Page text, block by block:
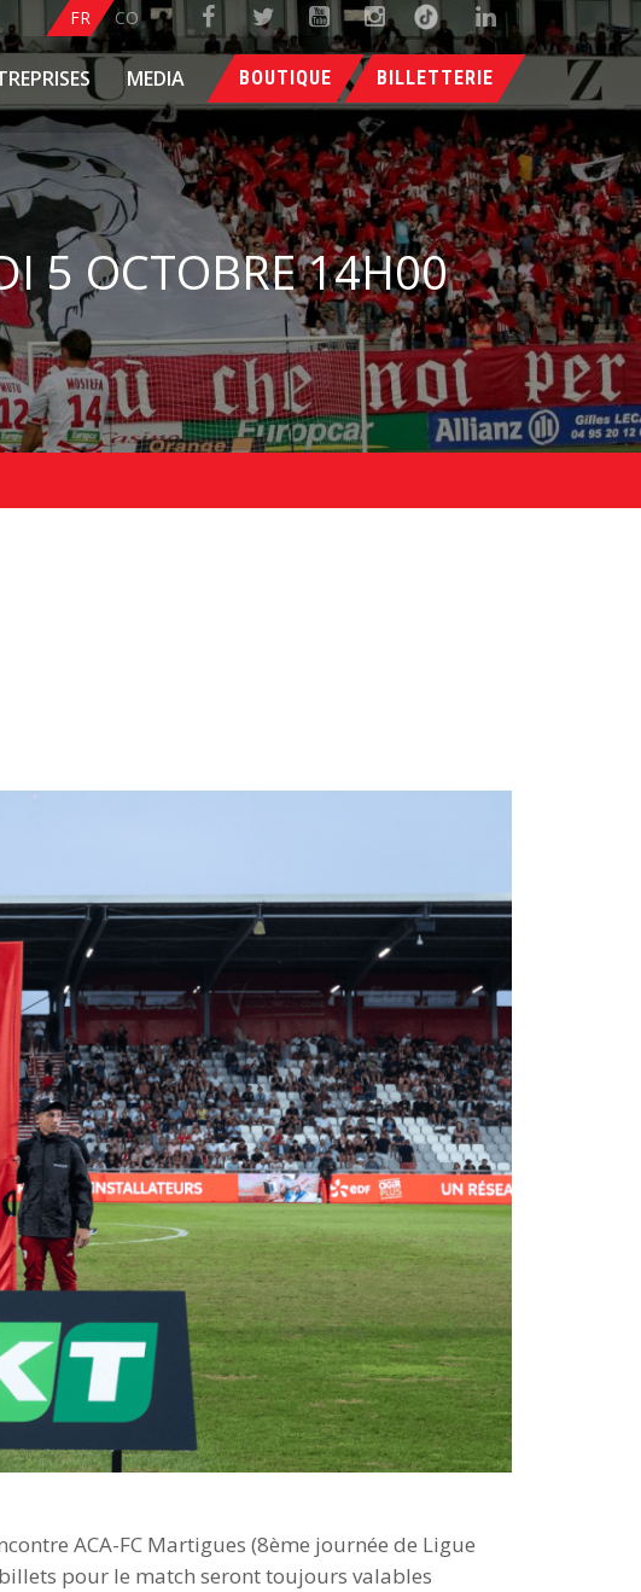
FR CO
BOUTIQUE BILLETTERIE
MEDIA
5 OCTOBRE 14H00
ACA-FC Martigues (8ème journée de Ligue
pour le match seront toujours valables